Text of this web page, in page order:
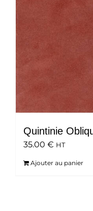
Quintinie
35.00 € HT
Ajouter au panier